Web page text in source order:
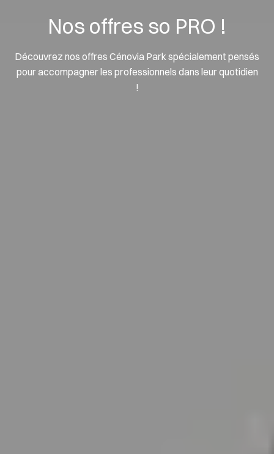
Nos offres so PRO !
Découvrez nos offres Cénovia Park spécialement pensés
pour accompagner les professionnels dans leur quotidien
!